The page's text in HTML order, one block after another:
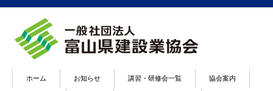
ホーム お知らせ 講習・研修会一覧 協会案内